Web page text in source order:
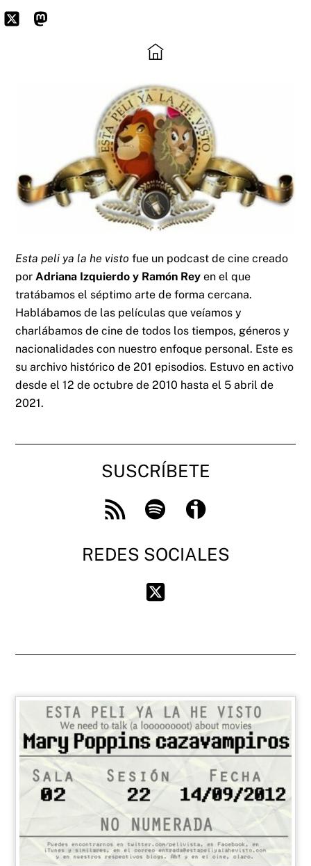
Skip
to
Icon
Mastodon
Esta peli ya la he visto fue un podcast de cine creado
por Adriana Izquierdo y Ramón Rey en el que
tratábamos el séptimo arte de forma cercana.
Hablábamos de las películas que veíamos y
charlábamos de cine de todos los tiempos, géneros y
nacionalidades con nuestro enfoque personal. Este es
su archivo histórico de 201 episodios. Estuvo en activo
desde el 12 de octubre de 2010 hasta el 5 abril de
2021.
SUSCRÍBETE
Feed
Spotify Ivoox
REDES SOCIALES
Twitter